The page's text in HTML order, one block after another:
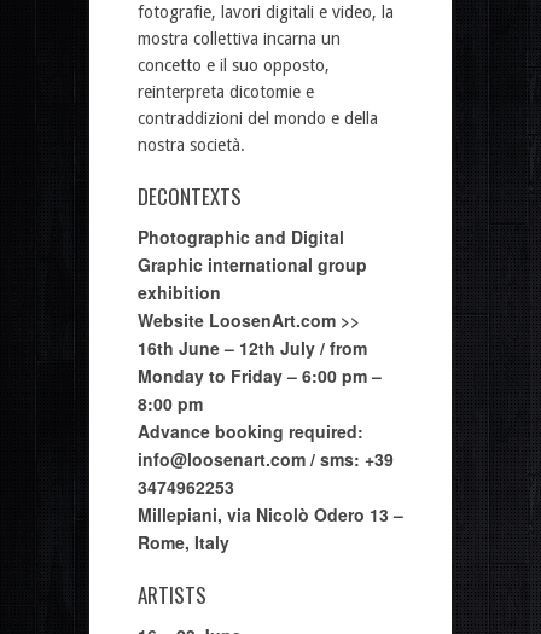
fotografie, lavori digitali e video, la
mostra collettiva incarna un
concetto e il suo opposto,
reinterpreta dicotomie e
contraddizioni del mondo e della
nostra società.
DECONTEXTS
Photographic and Digital
Graphic international group
exhibition
Website LoosenArt.com >>
16th June – 12th July / from
Monday to Friday – 6:00 pm –
8:00 pm
Advance booking required:
info@loosenart.com / sms: +39
3474962253
Millepiani, via Nicolò Odero 13 –
Rome, Italy
ARTISTS